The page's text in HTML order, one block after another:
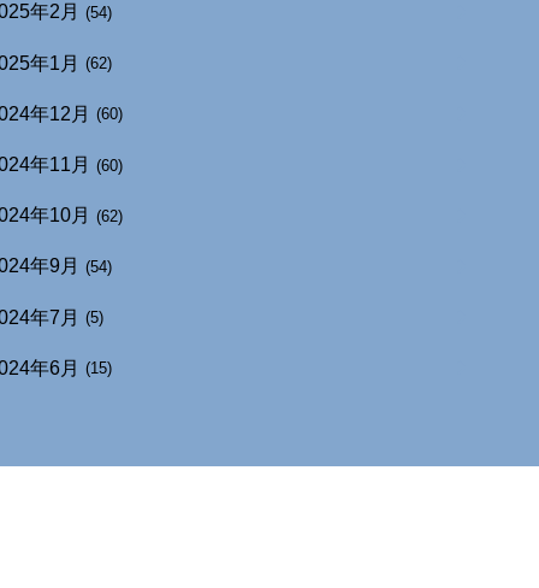
年2月 (54)
年1月 (62)
年12月 (60)
年11月 (60)
年10月 (62)
年9月 (54)
年7月 (5)
年6月 (15)